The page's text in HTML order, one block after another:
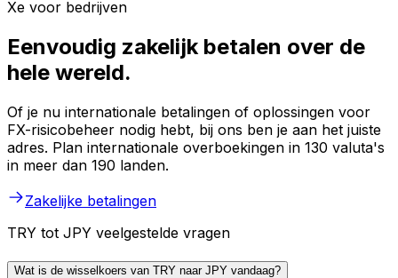
Xe voor bedrijven
Eenvoudig zakelijk betalen over de
hele wereld.
Of je nu internationale betalingen of oplossingen voor
FX-risicobeheer nodig hebt, bij ons ben je aan het juiste
adres. Plan internationale overboekingen in 130 valuta's
in meer dan 190 landen.
Zakelijke betalingen
TRY tot JPY veelgestelde vragen
Wat is de wisselkoers van TRY naar JPY vandaag?